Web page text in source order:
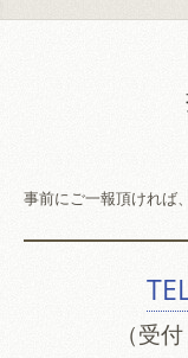
事前にご一報頂ければ
（受